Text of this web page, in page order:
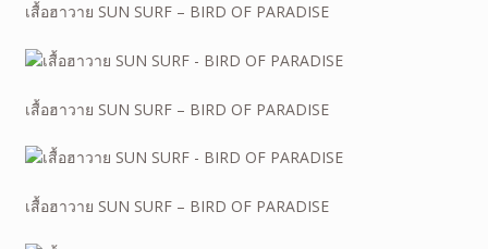
เสื้อฮาวาย SUN SURF – BIRD OF PARADISE
เสื้อฮาวาย SUN SURF – BIRD OF PARADISE
เสื้อฮาวาย SUN SURF – BIRD OF PARADISE